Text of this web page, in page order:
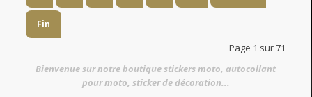
Fin
Page 1 sur 71
Bienvenue sur notre boutique stickers moto, autocollant
pour moto, sticker de décoration...